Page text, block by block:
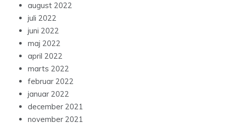
august 2022
juli 2022
juni 2022
maj 2022
april 2022
marts 2022
februar 2022
januar 2022
december 2021
november 2021